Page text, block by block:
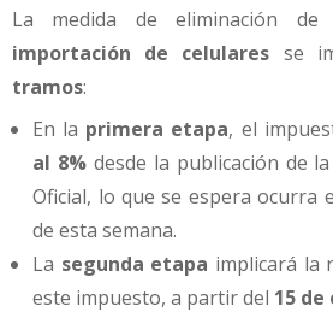
La medida de eliminación
importación de celulares se
tramos:
En la primera etapa, el
al 8% desde la publicación de
Oficial, lo que se espera ocurra
de esta semana.
La segunda etapa implicará la
este impuesto, a partir del 15 de